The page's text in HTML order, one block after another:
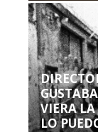
VIERA LA
LO